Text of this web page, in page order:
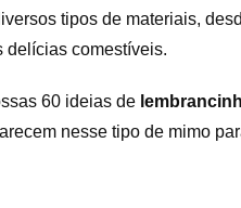
tipos de materiais,
delícias comestíveis.
60 ideias de
nesse tipo de mimo